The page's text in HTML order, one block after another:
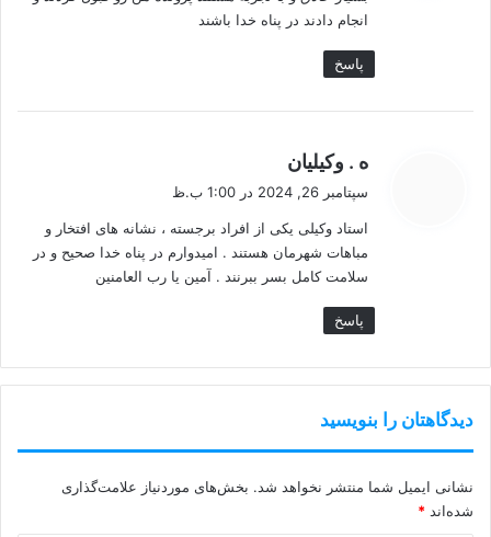
انجام دادند در پناه خدا باشند
پاسخ
ه . وکیلیان
ف
:
سپتامبر 26, 2024 در 1:00 ب.ظ
استاد وکیلی یکی از افراد برجسته ، نشانه های افتخار و
مباهات شهرمان هستند . امیدوارم در پناه خدا صحیح و در
سلامت کامل بسر ببرنند . آمین یا رب العامنین
پاسخ
دیدگاهتان را بنویسید
نشانی ایمیل شما منتشر نخواهد شد. بخش‌های موردنیاز علامت‌گذاری
شده‌اند *